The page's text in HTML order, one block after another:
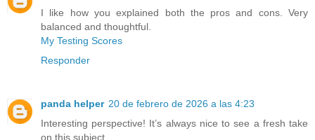
I like how you explained both the pros and cons. Very
balanced and thoughtful.
My Testing Scores
Responder
panda helper 20 de febrero de 2026 a las 4:23
Interesting perspective! It’s always nice to see a fresh take
on this subject.